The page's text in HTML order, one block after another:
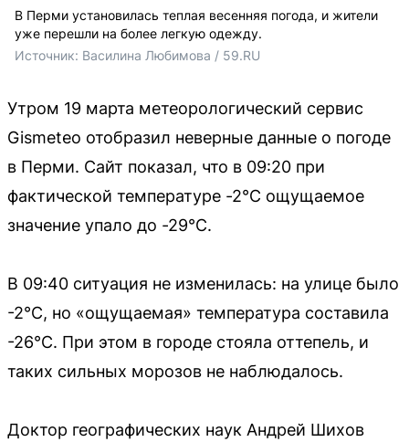
В Перми установилась теплая весенняя погода, и жители
уже перешли на более легкую одежду.
Источник: Василина Любимова / 59.RU
Утром 19 марта метеорологический сервис
Gismeteo отобразил неверные данные о погоде
в Перми. Сайт показал, что в 09:20 при
фактической температуре -2°C ощущаемое
значение упало до -29°C.
В 09:40 ситуация не изменилась: на улице было
-2°C, но «ощущаемая» температура составила
-26°C. При этом в городе стояла оттепель, и
таких сильных морозов не наблюдалось.
Доктор географических наук Андрей Шихов